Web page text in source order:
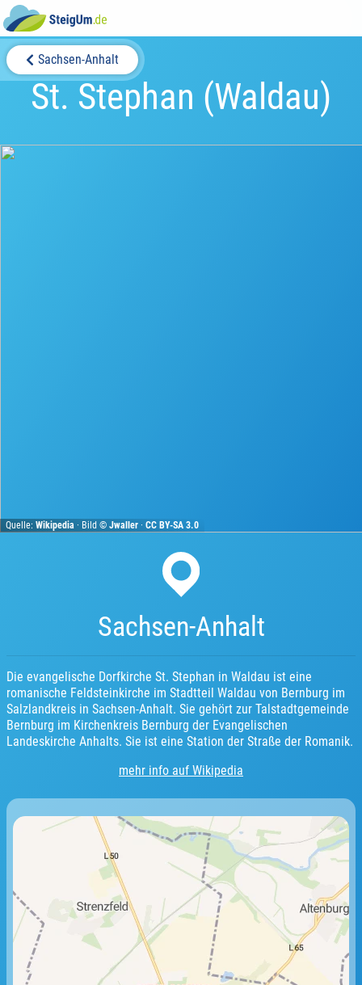
Sachsen-Anhalt
St. Stephan (Waldau)
Quelle:Wikipedia · Bild ©Jwaller ·CC BY-SA 3.0
Sachsen-Anhalt
Die evangelische Dorfkirche St. Stephan in Waldau ist eine
romanische Feldsteinkirche im Stadtteil Waldau von Bernburg im
Salzlandkreis in Sachsen-Anhalt. Sie gehört zur Talstadtgemeinde
Bernburg im Kirchenkreis Bernburg der Evangelischen
Landeskirche Anhalts. Sie ist eine Station der Straße der Romanik.
mehr info auf Wikipedia